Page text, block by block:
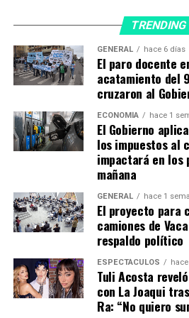
selección, como si estuviera
turbante, con la remera de
sobre la nueva intervención.
En paralelo, el artista plástico
el mural «Una gambeta a la vida»
(Avenida del Libertador y Avenida
que tiene 28,75 metros de largo
casi dos años de trabajo, recorre
Al ser el primer mundial sin
seguramente son encontradas»,
plástico, quien lo retrata por
muchos, Diego está
acompañándonos en el
se siente su energía y su alma
reflexiona en diálogo con Télam.
TRENDING
GENERAL hace 6 días
El paro docente
acatamiento del
cruzaron al
ECONOMÍA hace 1
El Gobierno
los impuestos al
impactará en
mañana
GENERAL hace 1
El proyecto para
camiones de
respaldo político
ESPECTÁCULOS
Tuli Acosta
con La Joaqui
Ra: “No quiero